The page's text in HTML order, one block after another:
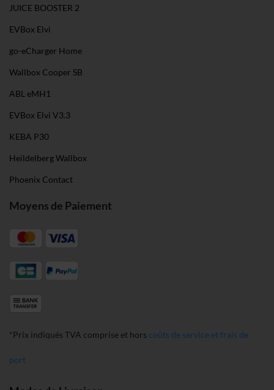
JUICE BOOSTER 2
EVBox Elvi
go-eCharger Home
Wallbox Cooper SB
ABL eMH1
EVBox Elvi V3.3
KEBA P30
Heildelberg Wallbox
Phoenix Contact
Moyens de Paiement
*Prix indiqués TVA comprise et hors coûts de service et frais de
port